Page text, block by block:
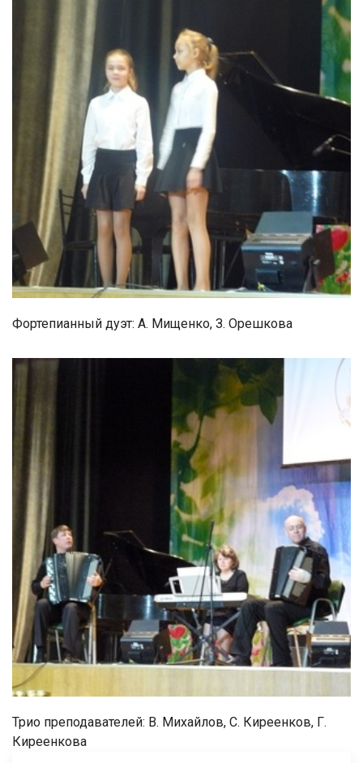
Фортепианный дуэт: А. Мищенко, З. Орешкова
Трио преподавателей: В. Михайлов, С. Киреенков, Г.
Киреенкова